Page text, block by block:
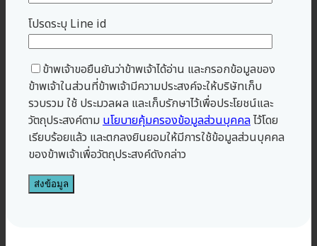
โปรดระบุ Line id
ข้าพเจ้าขอยืนยันว่าข้าพเจ้าได้อ่าน และกรอกข้อมูลของ
ข้าพเจ้าในส่วนที่ข้าพเจ้ามีความประสงค์จะให้บริษัทเก็บ
รวบรวม ใช้ ประมวลผล และเก็บรักษาไว้เพื่อประโยชน์และ
วัตถุประสงค์ตาม นโยบายคุ้มครองข้อมูลส่วนบุคคลไว้โดย
เรียบร้อยแล้ว และตกลงยินยอมให้มีการใช้ข้อมูลส่วนบุคคล
ของข้าพเจ้าเพื่อวัตถุประสงค์ดังกล่าว